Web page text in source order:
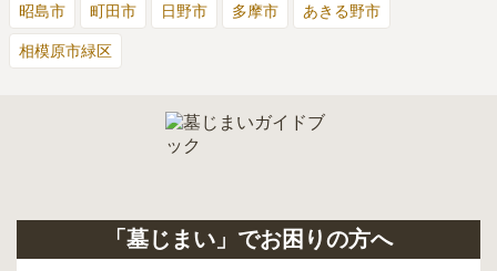
昭島市 町田市 日野市 多摩市 あきる野市
相模原市緑区
「墓じまい」でお困りの方へ